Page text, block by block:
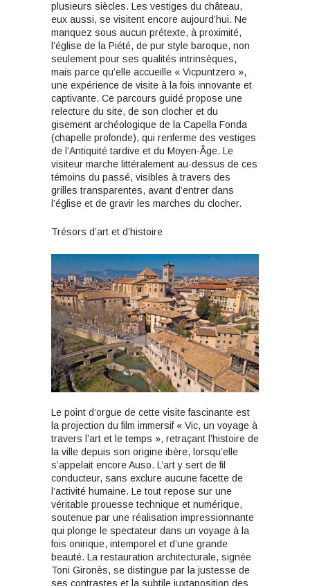
plusieurs siècles. Les vestiges du château,
eux aussi, se visitent encore aujourd’hui. Ne
manquez sous aucun prétexte, à proximité,
l’église de la Piété, de pur style baroque, non
seulement pour ses qualités intrinsèques,
mais parce qu’elle accueille « Vicpuntzero »,
une expérience de visite à la fois innovante et
captivante. Ce parcours guidé propose une
relecture du site, de son clocher et du
gisement archéologique de la Capella Fonda
(chapelle profonde), qui renferme des vestiges
de l’Antiquité tardive et du Moyen-Âge. Le
visiteur marche littéralement au-dessus de ces
témoins du passé, visibles à travers des
grilles transparentes, avant d’entrer dans
l’église et de gravir les marches du clocher.
Trésors d’art et d’histoire
Le point d’orgue de cette visite fascinante est
la projection du film immersif « Vic, un voyage à
travers l’art et le temps », retraçant l’histoire de
la ville depuis son origine ibère, lorsqu’elle
s’appelait encore Auso. L’art y sert de fil
conducteur, sans exclure aucune facette de
l’activité humaine. Le tout repose sur une
véritable prouesse technique et numérique,
soutenue par une réalisation impressionnante
qui plonge le spectateur dans un voyage à la
fois onirique, intemporel et d’une grande
beauté. La restauration architecturale, signée
Toni Gironès, se distingue par la justesse de
ses contrastes et la subtile juxtaposition des